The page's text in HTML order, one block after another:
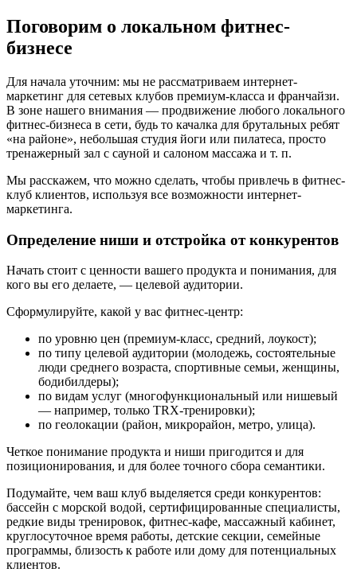
Поговорим о локальном фитнес-
бизнесе
Для начала уточним: мы не рассматриваем интернет-
маркетинг для сетевых клубов премиум-класса и франчайзи.
В зоне нашего внимания — продвижение любого локального
фитнес-бизнеса в сети, будь то качалка для брутальных ребят
«на районе», небольшая студия йоги или пилатеса, просто
тренажерный зал с сауной и салоном массажа и т. п.
Мы расскажем, что можно сделать, чтобы привлечь в фитнес-
клуб клиентов, используя все возможности интернет-
маркетинга.
Определение ниши и отстройка от конкурентов
Начать стоит с ценности вашего продукта и понимания, для
кого вы его делаете, — целевой аудитории.
Сформулируйте, какой у вас фитнес-центр:
по уровню цен (премиум-класс, средний, лоукост);
по типу целевой аудитории (молодежь, состоятельные
люди среднего возраста, спортивные семьи, женщины,
бодибилдеры);
по видам услуг (многофункциональный или нишевый
— например, только TRX-тренировки);
по геолокации (район, микрорайон, метро, улица).
Четкое понимание продукта и ниши пригодится и для
позиционирования, и для более точного сбора семантики.
Подумайте, чем ваш клуб выделяется среди конкурентов:
бассейн с морской водой, сертифицированные специалисты,
редкие виды тренировок, фитнес-кафе, массажный кабинет,
круглосуточное время работы, детские секции, семейные
программы, близость к работе или дому для потенциальных
клиентов.